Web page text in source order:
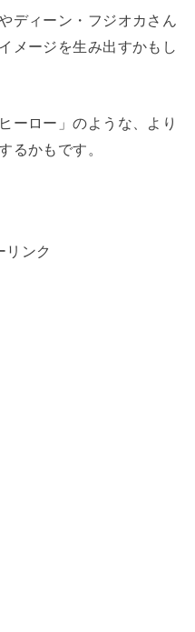
ディーン・フジオカさん
メージを生み出すかもし
ーロー」のような、より
るかもです。
リンク